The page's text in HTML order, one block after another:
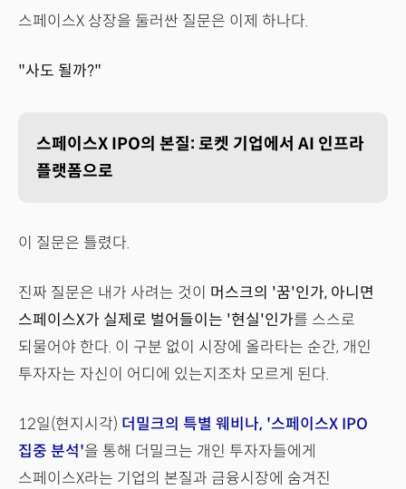
스페이스X 상장을 둘러싼 질문은 이제 하나다.
"사도 될까?"
스페이스X IPO의 본질: 로켓 기업에서 AI 인프라
플랫폼으로
이 질문은 틀렸다.
진짜 질문은 내가 사려는 것이 머스크의 '꿈'인가, 아니면
스페이스X가 실제로 벌어들이는 '현실'인가를 스스로
되물어야 한다. 이 구분 없이 시장에 올라타는 순간, 개인
투자자는 자신이 어디에 있는지조차 모르게 된다.
12일(현지시각) 더밀크의 특별 웨비나, '스페이스X IPO
집중 분석'을 통해 더밀크는 개인 투자자들에게
스페이스X라는 기업의 본질과 금융시장에 숨겨진